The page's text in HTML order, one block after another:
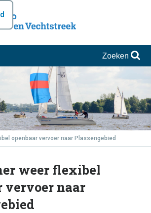
Zoeken
openbaar vervoer naar Plassengebied
weer flexibel
vervoer naar